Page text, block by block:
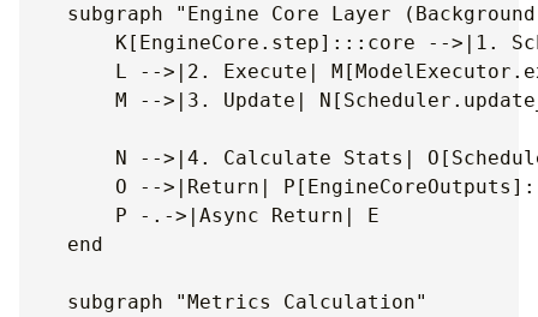
subgraph "Engine Core Layer
K[EngineCore.step]:::core -->|1.
L -->|2. Execute|
M -->|3. Update|
N -->|4. Calculate Stats|
O -->|Return|
        P -.->|Async Return| E
    end
    subgraph "Metrics Calculation"